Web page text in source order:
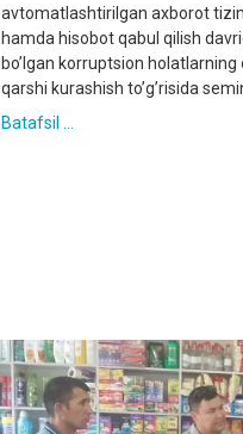
avtomatlashtirilgan axborot
hamda hisobot qabul qilish
boʼlgan korruptsion
qarshi kurashish toʼgʼrisida
Batafsil ...